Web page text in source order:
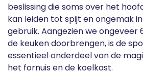
beslissing die soms over het
kan leiden tot spijt en ongemak
gebruik. Aangezien we ongeveer
de keuken doorbrengen, is de
essentieel onderdeel van de
het fornuis en de koelkast.